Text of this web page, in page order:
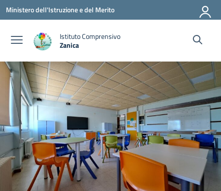
Vai ai contenuti
Vai al menu di navigazione
Vai al footer
Ministero dell'Istruzione e del Merito
Istituto Comprensivo
Zanica